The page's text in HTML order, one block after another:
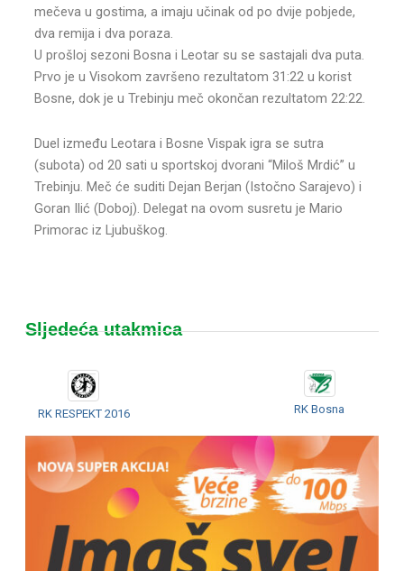
mečeva u gostima, a imaju učinak od po dvije pobjede,
dva remija i dva poraza.
U prošloj sezoni Bosna i Leotar su se sastajali dva puta.
Prvo je u Visokom završeno rezultatom 31:22 u korist
Bosne, dok je u Trebinju meč okončan rezultatom 22:22.
Duel između Leotara i Bosne Vispak igra se sutra
(subota) od 20 sati u sportskoj dvorani “Miloš Mrdić” u
Trebinju. Meč će suditi Dejan Berjan (Istočno Sarajevo) i
Goran Ilić (Doboj). Delegat na ovom susretu je Mario
Primorac iz Ljubuškog.
Sljedeća utakmica
RK RESPEKT 2016 RK Bosna